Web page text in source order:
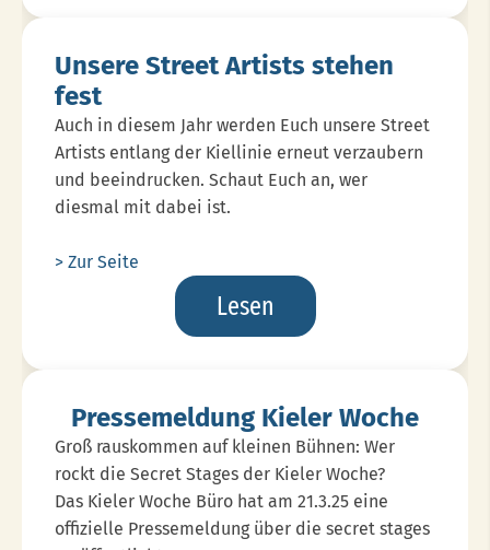
Unsere Street Artists stehen
fest
Auch in diesem Jahr werden Euch unsere Street
Artists entlang der Kiellinie erneut verzaubern
und beeindrucken. Schaut Euch an, wer
diesmal mit dabei ist.
> Zur Seite
Lesen
Unsere
Street
Fest
Pressemeldung Kieler Woche
Groß rauskommen auf kleinen Bühnen: Wer
rockt die Secret Stages der Kieler Woche?
Das Kieler Woche Büro hat am 21.3.25 eine
offizielle Pressemeldung über die secret stages